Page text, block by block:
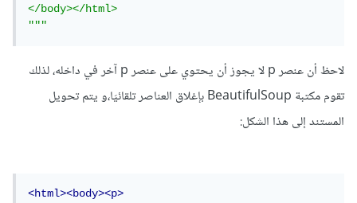
</body></html>
"""
لاحظ أن عنصر p لا يجوز أن يحتوي على عنصر p آخر في داخله، لذلك
تقوم مكتبة BeautifulSoup بإغلاق العناصر تلقائيَا،و يتم تحويل
المستند إلى هذا الشكل:
<html><body><p>